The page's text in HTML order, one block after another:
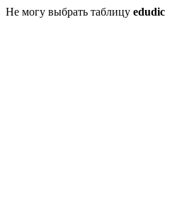
Не могу выбрать таблицу edudic